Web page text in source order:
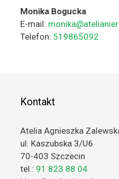
Monika Bogucka
E-mail:
Telefon: 519865092
Kontakt
Atelia Agnieszka
ul. Kaszubska 3/U6
70-403 Szczecin
tel.: 91 823 88 04